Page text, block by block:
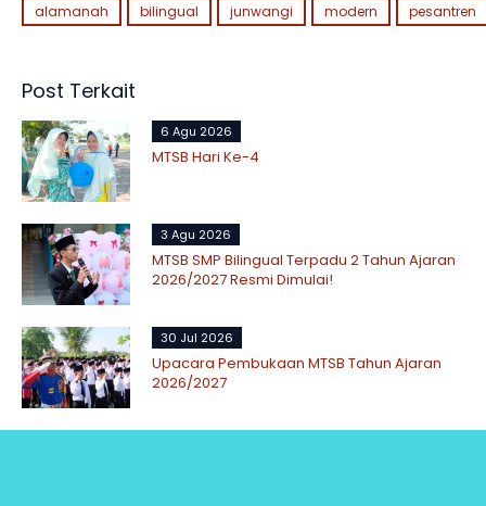
alamanah bilingual junwangi modern pesantren
Post Terkait
6 Agu 2026
MTSB Hari Ke-4
3 Agu 2026
MTSB SMP Bilingual Terpadu 2 Tahun Ajaran
2026/2027 Resmi Dimulai!
30 Jul 2026
Upacara Pembukaan MTSB Tahun Ajaran
2026/2027